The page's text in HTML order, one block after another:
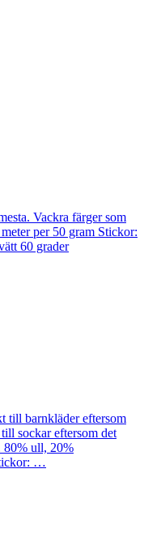
Vackra färger som
per 50 gram Stickor:
60 grader
till barnkläder eftersom
sockar eftersom det
80% ull, 20%
…